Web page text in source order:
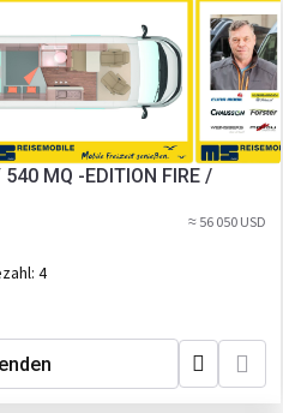
MQ -EDITION FIRE /
≈ 56 050 USD
4